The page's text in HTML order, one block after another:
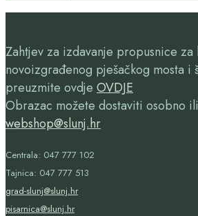
Zahtjev za izdavanje propusnice za
novoizgrađenog pješačkog mosta i
preuzmite ovdje OVDJE
Obrazac možete dostaviti osobno
webshop@slunj.hr
Centrala: 047 777 102
Tajnica: 047 777 513
grad-slunj@slunj.hr
pisarnica@slunj.hr